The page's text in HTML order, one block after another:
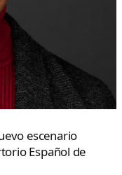
escenario
Español de